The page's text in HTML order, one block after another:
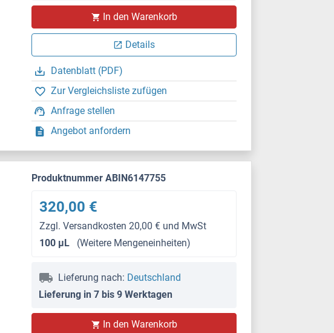
In den Warenkorb
Details
Datenblatt (PDF)
Zur Vergleichsliste zufügen
Anfrage stellen
Angebot anfordern
Produktnummer ABIN6147755
320,00 €
Zzgl. Versandkosten 20,00 € und MwSt
100 μL
(Weitere Mengeneinheiten)
Lieferung nach: Deutschland
Lieferung in 7 bis 9 Werktagen
In den Warenkorb